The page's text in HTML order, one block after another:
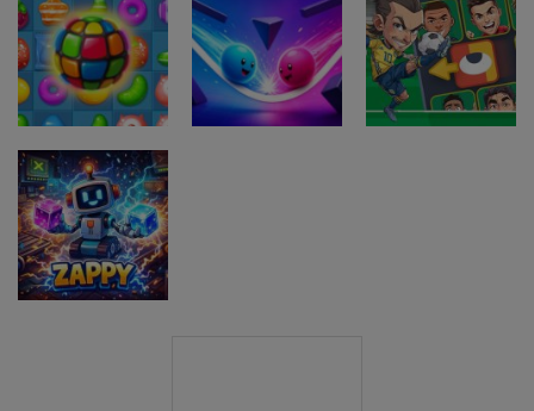
Miselne igre
Money Rush
Game
Miselne igre
Color Mosaic
Miselne igre
Sugar Drop
Miselne igre
Sweet Candy
Match 3 Game